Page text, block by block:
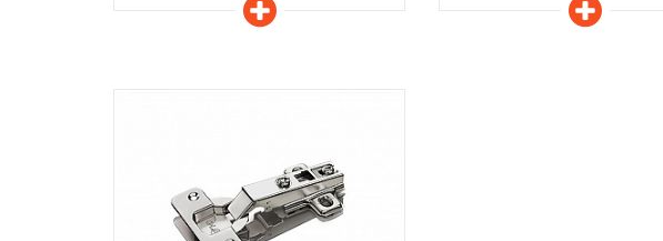
Características